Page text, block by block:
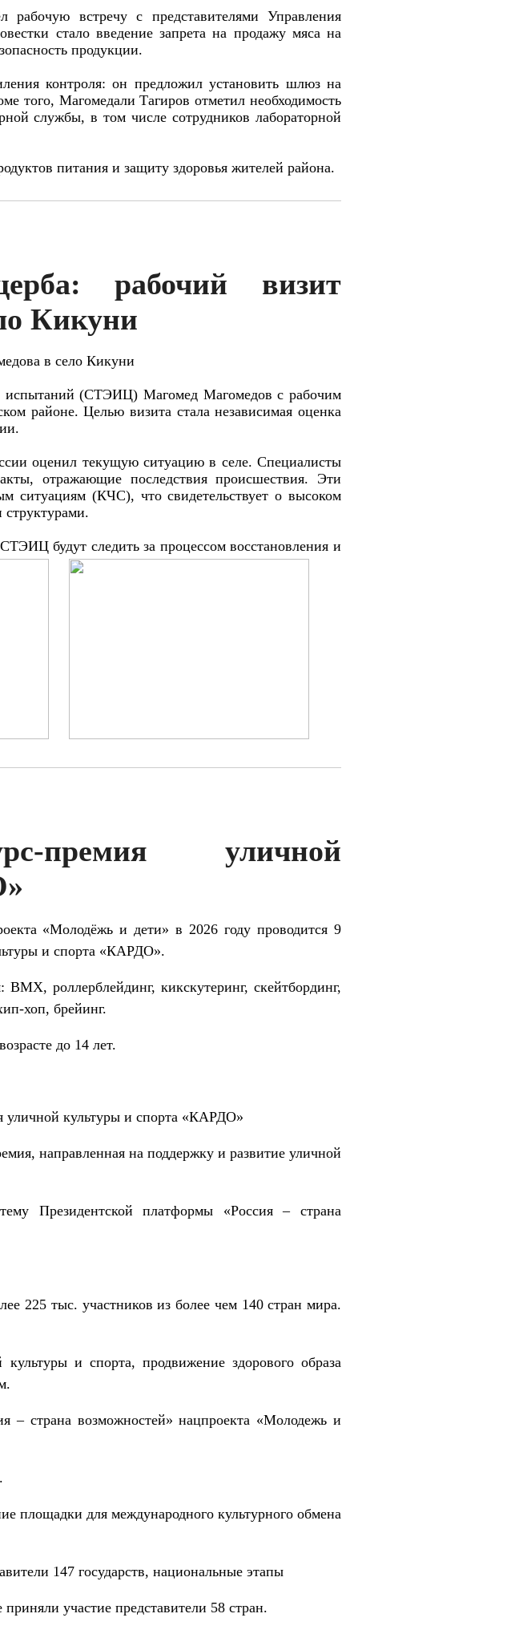
рабочую встречу с представителями Управления
стало введение запрета на продажу мяса на
продукции.
контроля: он предложил установить шлюз на
того, Магомедали Тагиров отметил необходимость
службы, в том числе сотрудников лабораторной
питания и защиту здоровья жителей района.
рабочий визит
Кикуни
в село Кикуни
испытаний (СТЭИЦ) Магомед Магомедов с рабочим
районе. Целью визита стала независимая оценка
оценил текущую ситуацию в селе. Специалисты
отражающие последствия происшествия. Эти
ситуациям (КЧС), что свидетельствует о высоком
структурами.
будут следить за процессом восстановления и
премия уличной
«Молодёжь и дети» в 2026 году проводится 9
и спорта «КАРДО».
роллерблейдинг, кикскутеринг, скейтбординг,
хоп, брейинг.
до 14 лет.
культуры и спорта «КАРДО»
направленная на поддержку и развитие уличной
Президентской платформы «Россия – страна
225 тыс. участников из более чем 140 стран мира.
и спорта, продвижение здорового образа
– страна возможностей» нацпроекта «Молодежь и
площадки для международного культурного обмена
147 государств, национальные этапы
участие представители 58 стран.